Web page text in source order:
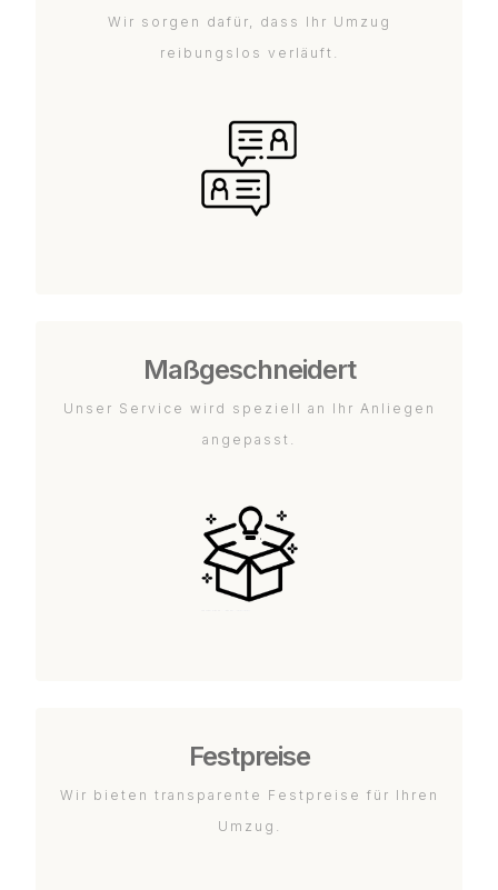
Wir sorgen dafür, dass Ihr Umzug
reibungslos verläuft.
Maßgeschneidert
Unser Service wird speziell an Ihr Anliegen
angepasst.
Festpreise
Wir bieten transparente Festpreise für Ihren
Umzug.